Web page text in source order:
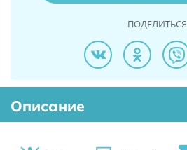
ПОДЕЛИТЬСЯ
Описание